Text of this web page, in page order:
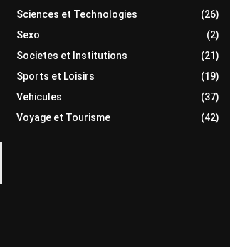
Sciences et Technologies
(26)
Sexo
(2)
Societes et Institutions
(21)
Sports et Loisirs
(19)
Vehicules
(37)
Voyage et Tourisme
(42)